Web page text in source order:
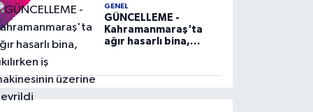
GENEL
GÜNCELLEME -
Kahramanmaraş'ta
ağır hasarlı bina,
devrildi